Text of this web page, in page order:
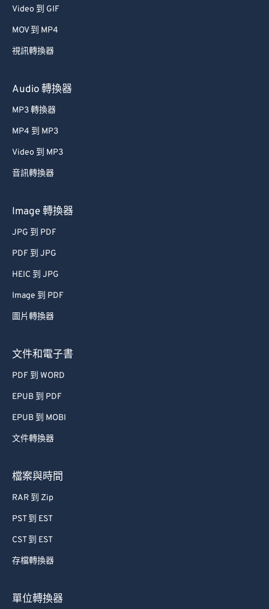
Video 到 GIF
MOV 到 MP4
視訊轉換器
Audio 轉換器
MP3 轉換器
MP4 到 MP3
Video 到 MP3
音訊轉換器
Image 轉換器
JPG 到 PDF
PDF 到 JPG
HEIC 到 JPG
Image 到 PDF
圖片轉換器
文件和電子書
PDF 到 WORD
EPUB 到 PDF
EPUB 到 MOBI
文件轉換器
檔案與時間
RAR 到 Zip
PST 到 EST
CST 到 EST
存檔轉換器
單位轉換器